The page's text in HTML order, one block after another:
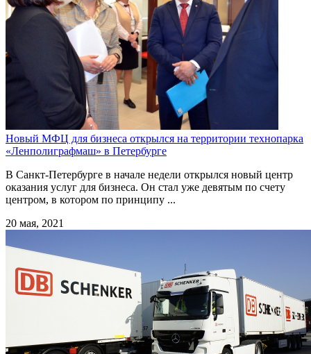
Новый МФЦ для бизнеса открылся на территории технопарка
«Ленполиграфмаш» в Петербурге
В Санкт-Петербурге в начале недели открылся новый центр
оказания услуг для бизнеса. Он стал уже девятым по счету
центром, в котором по принципу ...
20 мая, 2021